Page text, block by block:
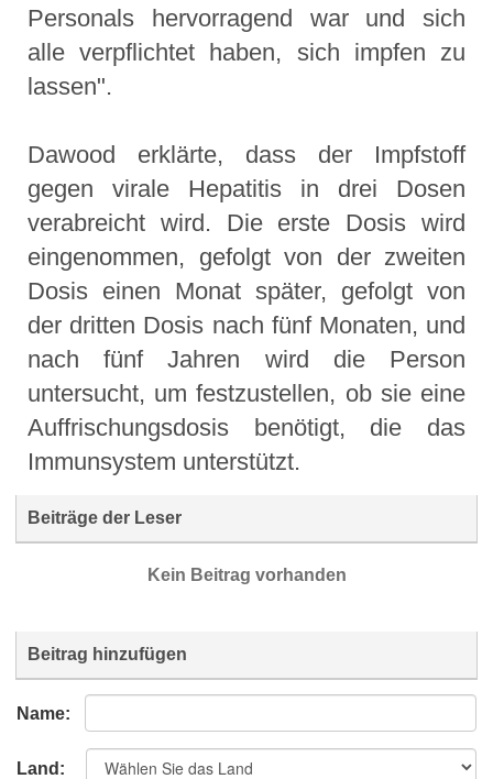
Personals hervorragend war und sich
alle verpflichtet haben, sich impfen zu
lassen".
Dawood erklärte, dass der Impfstoff
gegen virale Hepatitis in drei Dosen
verabreicht wird. Die erste Dosis wird
eingenommen, gefolgt von der zweiten
Dosis einen Monat später, gefolgt von
der dritten Dosis nach fünf Monaten, und
nach fünf Jahren wird die Person
untersucht, um festzustellen, ob sie eine
Auffrischungsdosis benötigt, die das
Immunsystem unterstützt.
Beiträge der Leser
Kein Beitrag vorhanden
Beitrag hinzufügen
Name:
Land: